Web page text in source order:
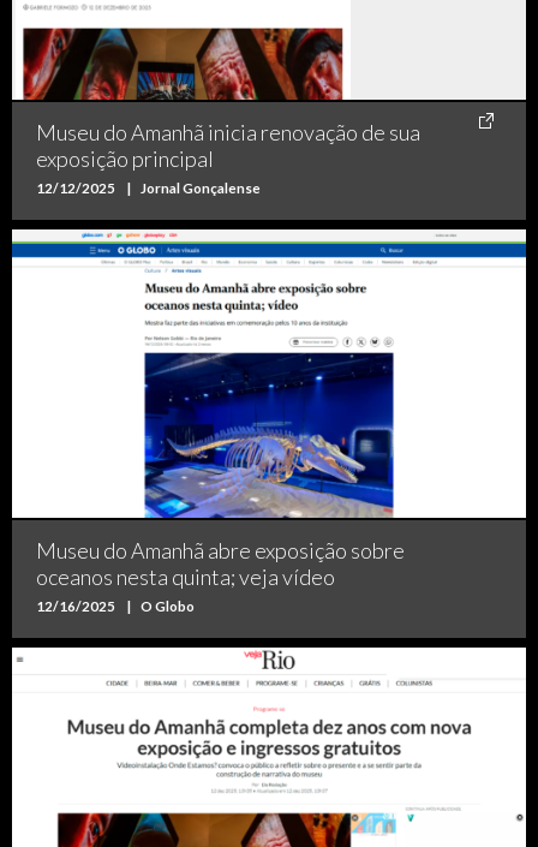
Museu do Amanhã inicia renovação de sua
exposição principal
12/12/2025 | Jornal Gonçalense
Museu do Amanhã abre exposição sobre
oceanos nesta quinta; veja vídeo
12/16/2025 | O Globo